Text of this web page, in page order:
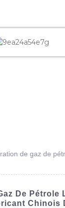
de gaz de
De Pétrole
Chinois